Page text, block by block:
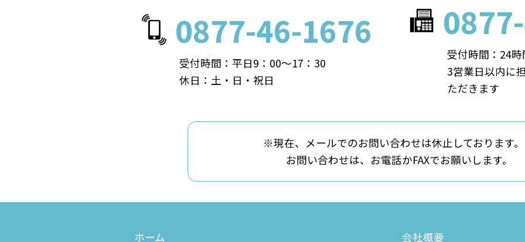
0877-46-1676
受付時間：平日9：00～17：30
休日：土・日・祝日
受付時間：24時
3営業日以内に
ただきます
※現在、メールでのお問い合わせは休止しております。
お問い合わせは、お電話かFAXでお願いします。
ホーム 会社概要